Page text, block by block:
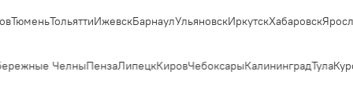
ТольяттиИжевскБарнаулУльяновскИркутскХабаровск
ЧелныПензаЛипецкКировЧебоксарыКалининградТула